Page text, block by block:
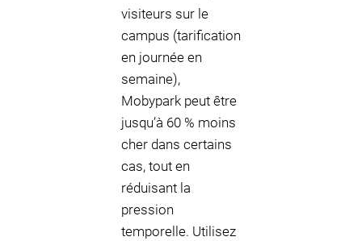
visiteurs sur le
campus (tarification
en journée en
semaine),
Mobypark peut être
jusqu’à 60 % moins
cher dans certains
cas, tout en
réduisant la
pression
temporelle. Utilisez